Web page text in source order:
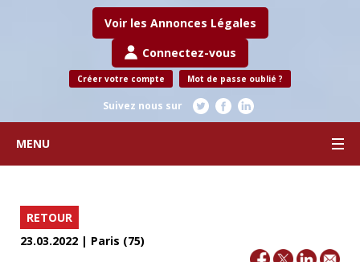
Voir les Annonces Légales
Connectez-vous
Créer votre compte Mot de passe oublié ?
Suivez nous sur
MENU
RETOUR
23.03.2022 | Paris (75)